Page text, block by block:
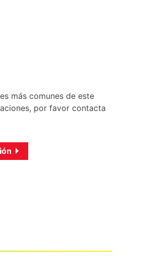
más comunes de este
por favor contacta